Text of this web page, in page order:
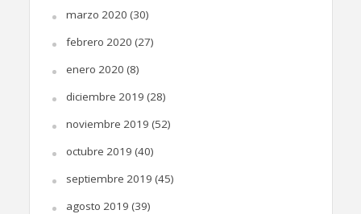
marzo 2020 (30)
febrero 2020 (27)
enero 2020 (8)
diciembre 2019 (28)
noviembre 2019 (52)
octubre 2019 (40)
septiembre 2019 (45)
agosto 2019 (39)